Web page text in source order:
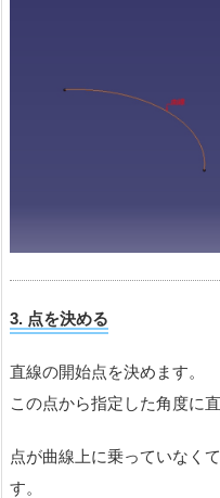
3. 点を決める
直線の開始点を決めます。
この点から指定した角度に
点が曲線上に乗っていなく
す。